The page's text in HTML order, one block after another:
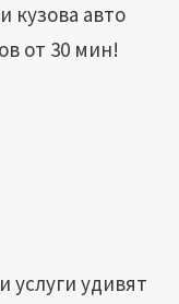
кузова авто
от 30 мин!
удивят